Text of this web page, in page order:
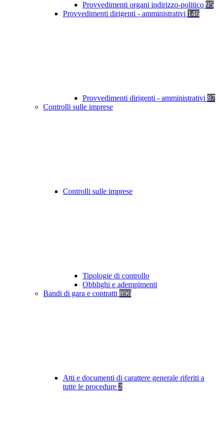
Provvedimenti organi indirizzo-politico 95
Provvedimenti dirigenti - amministrativi 146
Provvedimenti dirigenti - amministrativi 87
Controlli sulle imprese
Controlli sulle imprese
Tipologie di controllo
Obblighi e adempimenti
Bandi di gara e contratti 896
Atti e documenti di carattere generale riferiti a
tutte le procedure 2